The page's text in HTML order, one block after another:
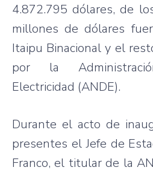
4.872.795dólares, de
millones dedólares
Itaipu Binacional y el
por la
Electricidad (ANDE).
Durante el acto de
presentes elJefe de
Franco, el titular de la